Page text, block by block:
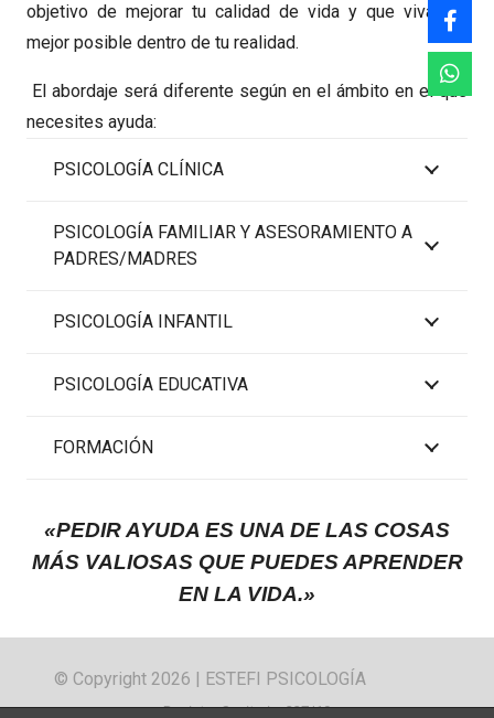
objetivo de mejorar tu calidad de vida y que vivas lo
mejor posible dentro de tu realidad.
El abordaje será diferente según en el ámbito en el que
necesites ayuda:
PSICOLOGÍA CLÍNICA
PSICOLOGÍA FAMILIAR Y ASESORAMIENTO A
PADRES/MADRES
PSICOLOGÍA INFANTIL
PSICOLOGÍA EDUCATIVA
FORMACIÓN
«PEDIR AYUDA ES UNA DE LAS COSAS
MÁS VALIOSAS QUE PUEDES APRENDER
EN LA VIDA.»
© Copyright 2026 | ESTEFI PSICOLOGÍA
Registro Sanitario: 227/19